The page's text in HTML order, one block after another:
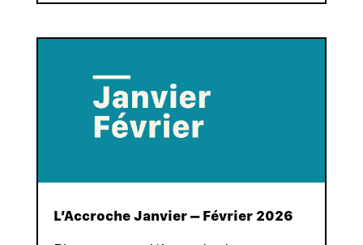
L’Accroche Janvier – Février 2026